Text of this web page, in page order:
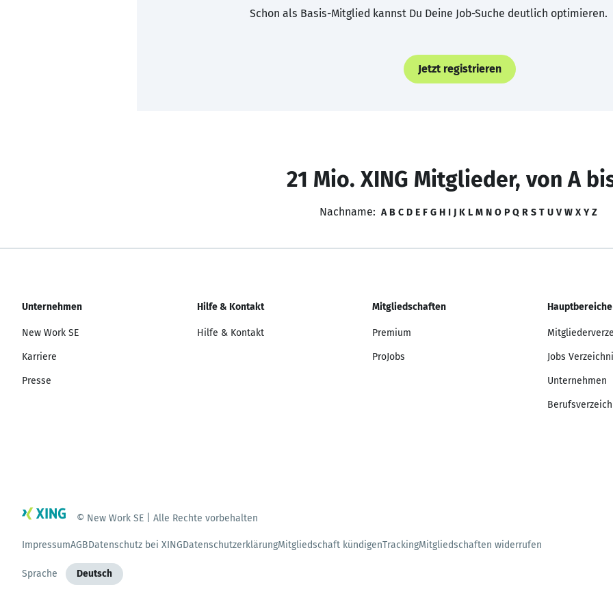
Schon als Basis-Mitglied kannst Du Deine Job-Suche deutlich optimieren.
Jetzt registrieren
21 Mio. XING Mitglieder, von A
Nachname: A B C D E F G H I J K L M N O P Q R S T U V W X Y Z
Unternehmen
New Work SE
Karriere
Presse
Hilfe & Kontakt
Hilfe & Kontakt
Mitgliedschaften
Premium
ProJobs
Hauptbereiche
Jobs
Unternehmen
© New Work SE | Alle Rechte vorbehalten
ImpressumAGBDatenschutz bei XINGDatenschutzerklärungMitgliedschaft kündigenTrackingMitgliedschaften widerrufen
Sprache Deutsch